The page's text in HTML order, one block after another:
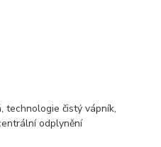
technologie čistý vápník,
odplynění